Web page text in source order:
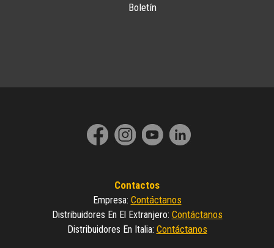
Boletín
Contactos
Empresa: Contáctanos
Distribuidores En El Extranjero: Contáctanos
Distribuidores En Italia: Contáctanos